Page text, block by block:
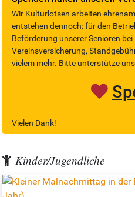
Wir Kulturlotsen arbeiten
entstehen dennoch: für den
Beförderung unserer Senioren
Vereinsversicherung,
vielem mehr. Bitte unterstütze
Vielen Dank!
Kinder/Jugendliche